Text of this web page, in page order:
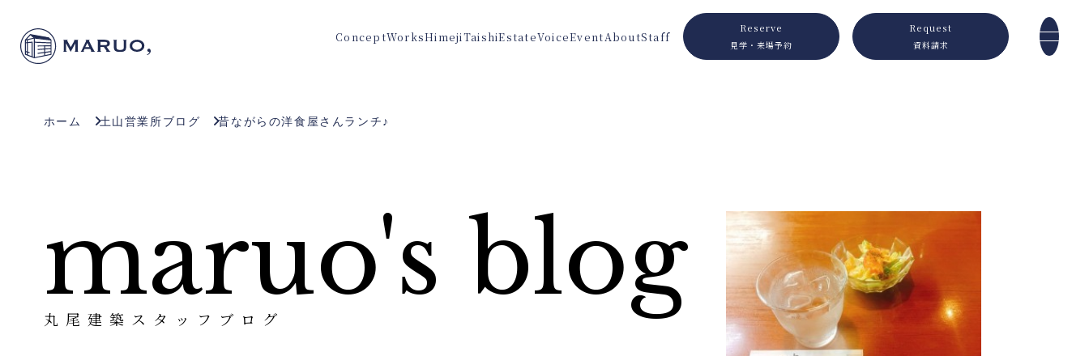
ConceptWorksHimejiTaishiEstateVoiceEventAboutStaff
Reserve
見学・来場予約
Request
資料請求
ホーム 土山営業所ブログ 昔ながらの洋食屋さんランチ♪
maruo's blog
丸尾建築スタッフブログ